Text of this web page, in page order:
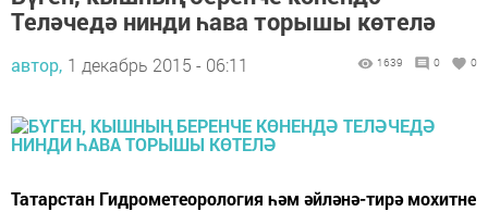
Теләчедә нинди һава торышы көтелә
автор, 1 декабрь 2015 - 06:11 1639 0 0
Татарстан Гидрометеорология һәм әйләнә-тирә мохитне